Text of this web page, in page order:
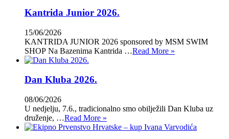
Kantrida Junior 2026.
15/06/2026
KANTRIDA JUNIOR 2026 sponsored by MSM SWIM
SHOP Na Bazenima Kantrida …Read More »
Dan Kluba 2026.
08/06/2026
U nedjelju, 7.6., tradicionalno smo obilježili Dan Kluba uz
druženje, …Read More »